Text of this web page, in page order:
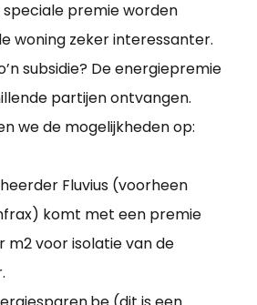
premie worden
woning zeker interessanter.
subsidie? De energiepremie
partijen ontvangen.
we de mogelijkheden op:
Fluvius (voorheen
komt met een premie
m2 voor isolatie van de